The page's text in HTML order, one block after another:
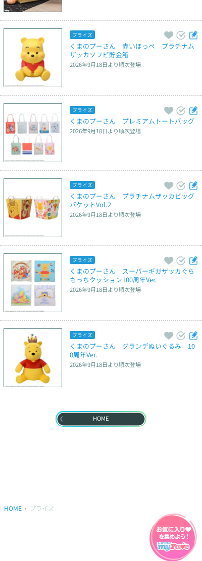
プライズ
くまのプーさん　赤いほっぺ　プラチナム
ザッカソフビ貯金箱
2026年9月18日より順次登場
プライズ
くまのプーさん　プレミアムトートバッグ
2026年9月18日より順次登場
プライズ
くまのプーさん　プラチナムザッカビッグ
バケットVol.2
2026年9月18日より順次登場
プライズ
くまのプーさん　スーパーギガザッカぐら
もっちクッション100周年Ver.
2026年9月18日より順次登場
プライズ
くまのプーさん　グランデぬいぐるみ　10
0周年Ver.
2026年9月18日より順次登場
HOME
HOME プライズ